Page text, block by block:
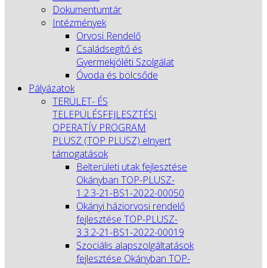
Dokumentumtár
Intézmények
Orvosi Rendelő
Családsegítő és
Gyermekjóléti Szolgálat
Óvoda és bölcsőde
Pályázatok
TERÜLET- ÉS
TELEPÜLÉSFEJLESZTÉSI
OPERATÍV PROGRAM
PLUSZ (TOP PLUSZ) elnyert
támogatások
Belterületi utak fejlesztése
Okányban TOP-PLUSZ-
1.2.3-21-BS1-2022-00050
Okányi háziorvosi rendelő
fejlesztése TOP-PLUSZ-
3.3.2-21-BS1-2022-00019
Szociális alapszolgáltatások
fejlesztése Okányban TOP-